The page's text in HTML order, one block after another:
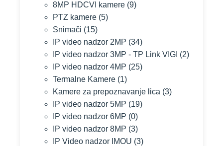
8MP HDCVI kamere (9)
PTZ kamere (5)
Snimači (15)
IP video nadzor 2MP (34)
IP video nadzor 3MP - TP Link VIGI (2)
IP video nadzor 4MP (25)
Termalne Kamere (1)
Kamere za prepoznavanje lica (3)
IP video nadzor 5MP (19)
IP video nadzor 6MP (0)
IP video nadzor 8MP (3)
IP Video nadzor IMOU (3)